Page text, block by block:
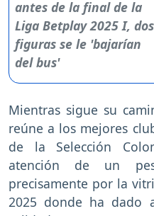
Mientras sigue su
reúne a los mejores
de la Selección
atención de un
precisamente por la
2025 donde ha dado